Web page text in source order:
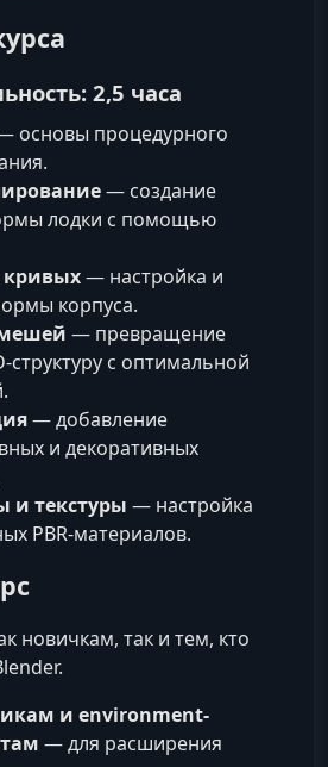
2,5 часа
основы процедурного
— создание
лодки с помощью
кривых— настройка и
корпуса.
— превращение
структуру с оптимальной
— добавление
и декоративных
и текстуры — настройка
PBR-материалов.
новичкам, так и тем, кто
и environment-
— для расширения